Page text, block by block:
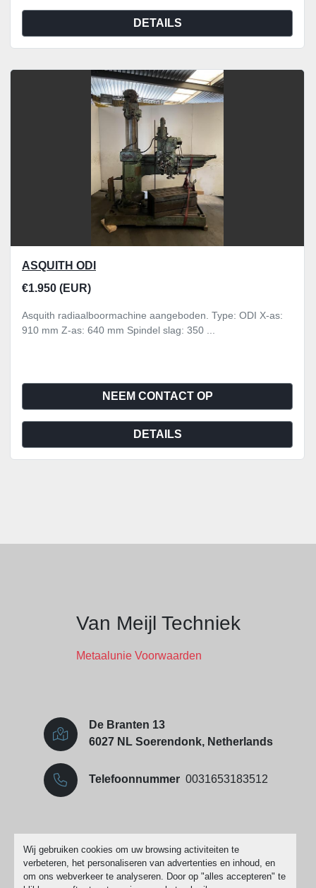
Wij gebruiken cookies om uw browsing activiteiten te
verbeteren, het personaliseren van advertenties en inhoud, en
om ons webverkeer te analyseren. Door op "alles accepteren" te
DETAILS
ASQUITH ODI
€1.950 (EUR)
Asquith radiaalboormachine aangeboden. Type: ODI X-as:
910 mm Z-as: 640 mm Spindel slag: 350 ...
NEEM CONTACT OP
DETAILS
Van Meijl Techniek
Metaalunie Voorwaarden
De Branten 13
6027 NL Soerendonk, Netherlands
Telefoonnummer 0031653183512
Cookies beheren
Machinio Systemwebsite doorMachinio